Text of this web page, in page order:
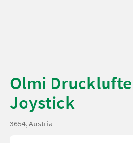
Olmi
Joystick
3654, Austria